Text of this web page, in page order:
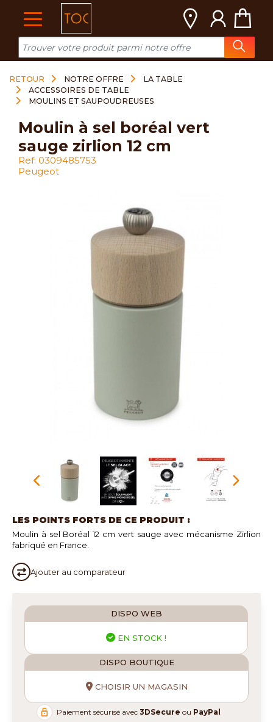
RETOUR NOTRE OFFRE
LA TABLE
ACCESSOIRES DE TABLE
MOULINS ET SAUPOUDREUSES
LES POINTS FORTS DE CE PRODUIT :
Moulin à sel Boréal 12 cm vert sauge avec mécanisme Zirlion
fabriqué en France.
Ajouter au comparateur
moulin à sel boréal vert
sauge zirlion 12 cm
Ref: 0309485753
Peugeot
DISPO WEB
EN STOCK !
DISPO BOUTIQUE
CHOISIR UN MAGASIN
Paiement sécurisé avec3DSecure ou PayPal
Cookies management panel